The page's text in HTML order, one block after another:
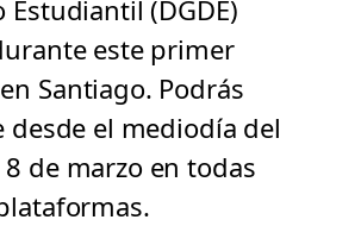
Estudiantil (DGDE)
este primer
Santiago. Podrás
el mediodía del
de marzo en todas